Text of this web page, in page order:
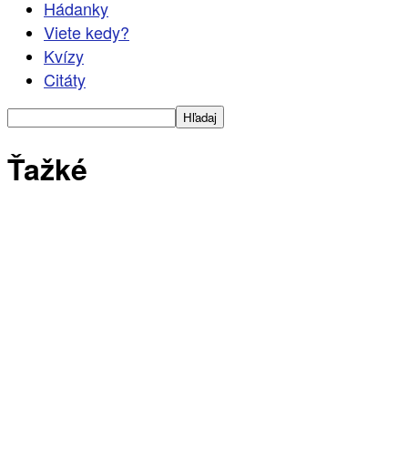
Hádanky
Viete kedy?
Kvízy
Citáty
Ťažké